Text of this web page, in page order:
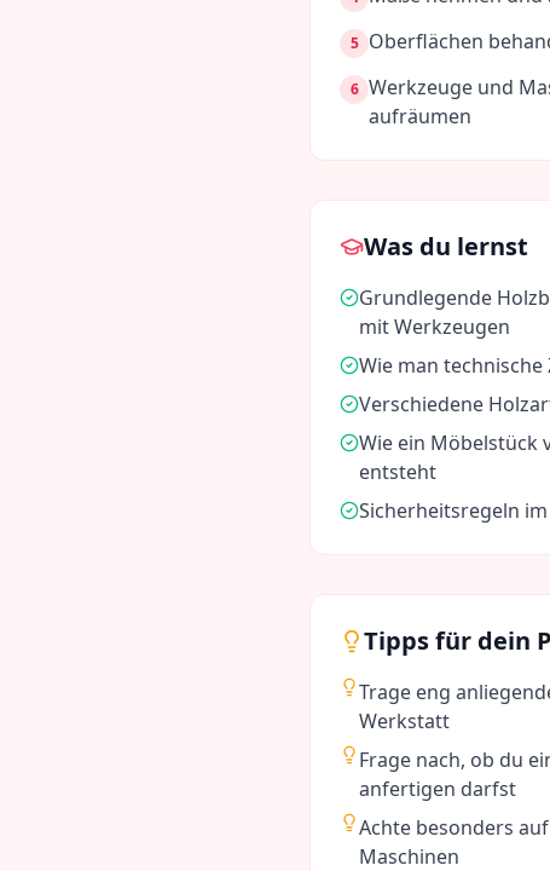
5 Oberflächen
6 Werkzeuge und
aufräumen
Was du lernst
Grundlegende
mit Werkzeugen
Wie man
Verschiedene
Wie ein Möbelstück
entsteht
Sicherheitsregeln
Tipps für dein
Trage eng
Werkstatt
Frage nach, ob du
anfertigen darfst
Achte besonders
Maschinen